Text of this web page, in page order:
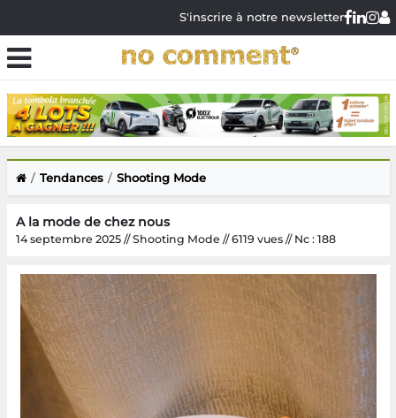
S'inscrire à notre newsletter
Tendances Shooting Mode
A la mode de chez nous
14 septembre 2025 // Shooting Mode // 6119 vues // Nc : 188